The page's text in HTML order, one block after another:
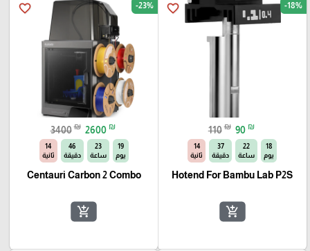
favorite_border -18%
110 ₪ 90 ₪
18
يوم
22
ساعة
37
دقيقة
13
ثانية
Hotend For Bambu Lab P2S
add_shopping_cart
favorite_border -23%
3400 ₪ 2600 ₪
19
يوم
23
ساعة
46
دقيقة
13
ثانية
Centauri Carbon 2 Combo
add_shopping_cart